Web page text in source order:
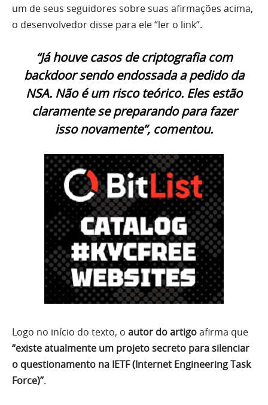
um de seus seguidores sobre suas afirmações acima,
o desenvolvedor disse para ele “ler o link”.
“Já houve casos de criptografia com
backdoor sendo endossada a pedido da
NSA. Não é um risco teórico. Eles estão
claramente se preparando para fazer
isso novamente”, comentou.
Logo no início do texto, o autor do artigoafirma que
“existe atualmente um projeto secreto para silenciar
o questionamento na IETF (Internet Engineering Task
Force)”.